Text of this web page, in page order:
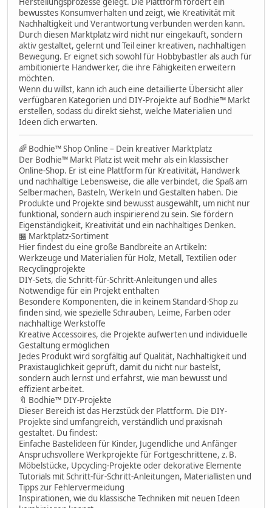
bewusstes Konsumverhalten und zeigt, wie Kreativität mit
Nachhaltigkeit und Verantwortung verbunden werden kann.
Durch diesen Marktplatz wird nicht nur eingekauft, sondern
aktiv gestaltet, gelernt und Teil einer kreativen, nachhaltigen
Bewegung. Er eignet sich sowohl für Hobbybastler als auch für
ambitionierte Handwerker, die ihre Fähigkeiten erweitern
möchten.
Wenn du willst, kann ich auch eine detaillierte Übersicht aller
verfügbaren Kategorien und DIY-Projekte auf Bodhie™ Markt
erstellen, sodass du direkt siehst, welche Materialien und
Ideen dich erwarten.
🌈 Bodhie™ Shop Online – Dein kreativer Marktplatz
Der Bodhie™ Markt Platz ist weit mehr als ein klassischer
Online-Shop. Er ist eine Plattform für Kreativität, Handwerk
und nachhaltige Lebensweise, die alle verbindet, die Spaß am
Selbermachen, Basteln, Werkeln und Gestalten haben. Die
Produkte und Projekte sind bewusst ausgewählt, um nicht nur
funktional, sondern auch inspirierend zu sein. Sie fördern
Eigenständigkeit, Kreativität und ein nachhaltiges Denken.
🏪 Marktplatz-Sortiment
Hier findest du eine große Bandbreite an Artikeln:
Werkzeuge und Materialien für Holz, Metall, Textilien oder
Recyclingprojekte
DIY-Sets, die Schritt-für-Schritt-Anleitungen und alles
Notwendige für ein Projekt enthalten
Besondere Komponenten, die in keinem Standard-Shop zu
finden sind, wie spezielle Schrauben, Leime, Farben oder
nachhaltige Werkstoffe
Kreative Accessoires, die Projekte aufwerten und individuelle
Gestaltung ermöglichen
Jedes Produkt wird sorgfältig auf Qualität, Nachhaltigkeit und
Praxistauglichkeit geprüft, damit du nicht nur bastelst,
sondern auch lernst und erfahrst, wie man bewusst und
effizient arbeitet.
🔖 Bodhie™ DIY-Projekte
Dieser Bereich ist das Herzstück der Plattform. Die DIY-
Projekte sind umfangreich, verständlich und praxisnah
gestaltet. Du findest:
Einfache Bastelideen für Kinder, Jugendliche und Anfänger
Anspruchsvollere Werkprojekte für Fortgeschrittene, z. B.
Möbelstücke, Upcycling-Projekte oder dekorative Elemente
Tutorials mit Schritt-für-Schritt-Anleitungen, Materiallisten und
Tipps zur Fehlervermeidung
Inspirationen, wie du klassische Techniken mit neuen Ideen